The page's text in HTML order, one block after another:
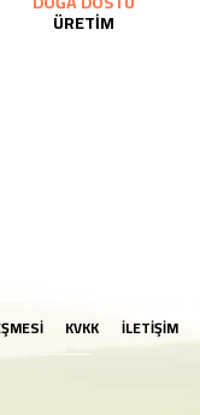
ÜRETİM
KVKK İLETİŞİM